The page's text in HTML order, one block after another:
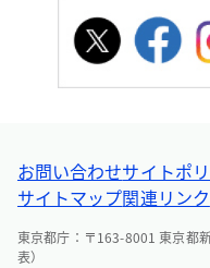
お問い合わせサイトポ
サイトマップ関連リンク
東京都庁：〒163-8001 東京都
表）